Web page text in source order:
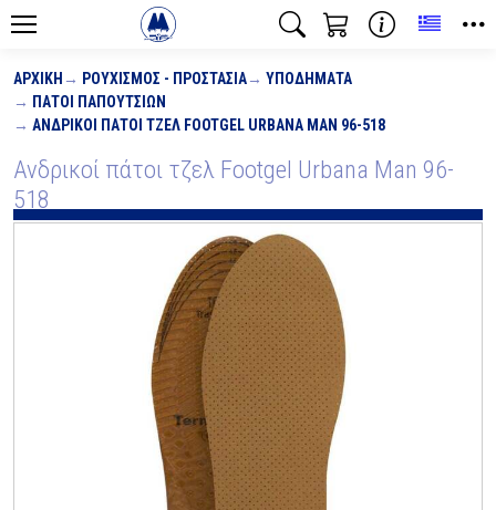
ΑΡΧΙΚΉ ΡΟΥΧΙΣΜΌΣ - ΠΡΟΣΤΑΣΊΑ
ΥΠΟΔΉΜΑΤΑ
ΠΆΤΟΙ ΠΑΠΟΥΤΣΙΏΝ
ΑΝΔΡΙΚΟΊ ΠΆΤΟΙ ΤΖΕΛ FOOTGEL URBANA MAN 96-518
Ανδρικοί πάτοι τζελ Footgel Urbana Man 96-
518